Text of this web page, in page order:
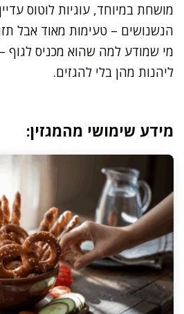
מושחת במיוחד, עוגיות לוטוס
הנשנושים – טעימות מאוד אבל
מי שמודע למה שהוא מכניס לגוף
ליהנות מהן בלי להגזים.
מידע שימושי מהמגזין: